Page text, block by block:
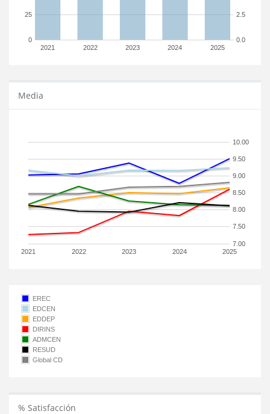
2021 2022 2023 2024 2025
0
25
0.0
2.5
Media
2021 2022 2023 2024 2025
7.00
7.50
8.00
8.50
9.00
9.50
10.00
EREC
EDCEN
EDDEP
DIRINS
ADMCEN
RESUD
Global CD
% Satisfacción